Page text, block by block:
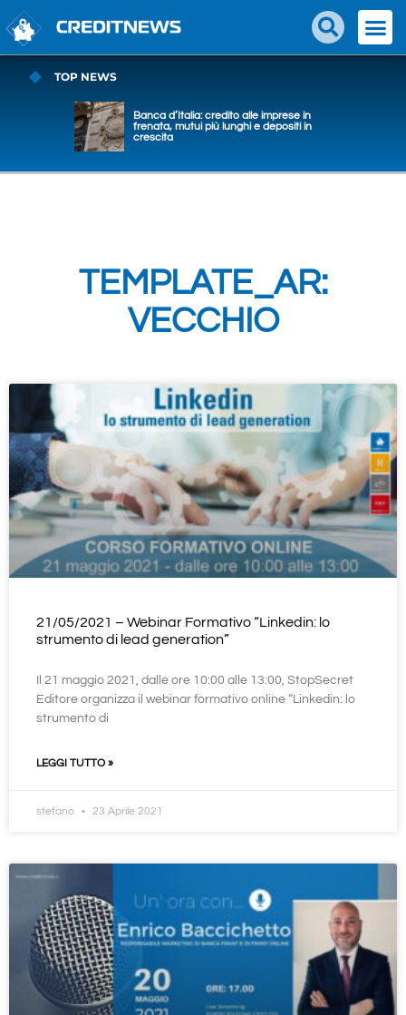
TOP NEWS
Banca d’Italia: credito alle imprese in
frenata, mutui più lunghi e depositi in
crescita
TEMPLATE_AR:
VECCHIO
21/05/2021 – Webinar Formativo “Linkedin: lo
strumento di lead generation”
Il 21 maggio 2021, dalle ore 10:00 alle 13:00, StopSecret
Editore organizza il webinar formativo online “Linkedin: lo
strumento di
LEGGI TUTTO »
stefano 23 Aprile 2021